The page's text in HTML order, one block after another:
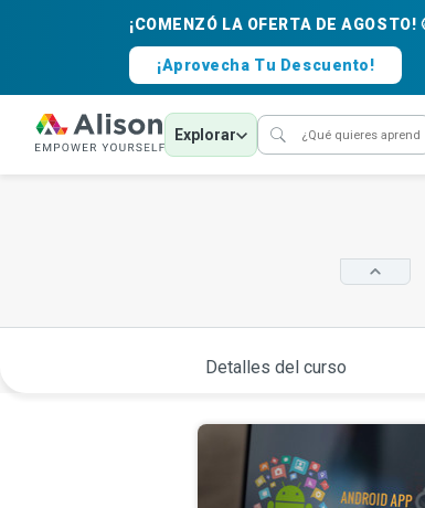
¡COMENZÓ LA OFERTA DE AGOSTO!
¡Aprovecha Tu Descuento!
Explorar
Detalles del curso